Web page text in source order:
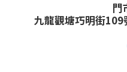
門
九龍觀塘巧明街